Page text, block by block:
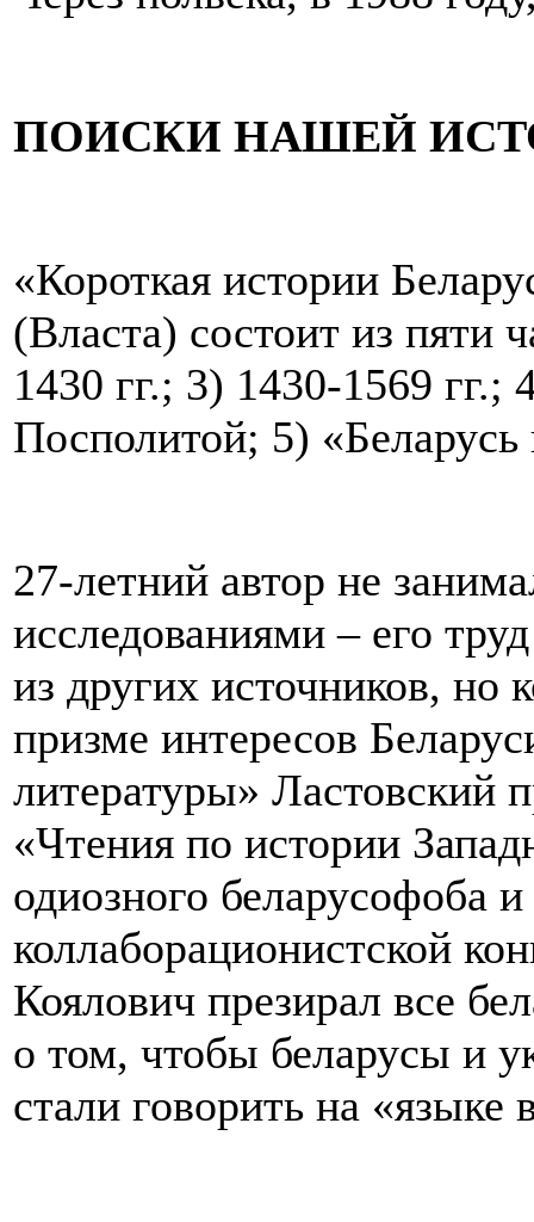
ПОИСКИ НАШЕЙ
«Короткая истории
(Власта) состоит из пяти
1430 гг.; 3) 1430-1569 гг.;
Посполитой; 5) «Беларусь
27-летний автор не
исследованиями – его
из других источников, но
призме интересов
литературы» Ластовский
«Чтения по истории
одиозного беларусофоба и
коллаборационистской
Коялович презирал все
о том, чтобы беларусы и
стали говорить на «языке